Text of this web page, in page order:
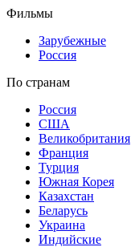
Фильмы
Зарубежные
Россия
По странам
Россия
США
Великобритания
Франция
Турция
Южная Корея
Казахстан
Беларусь
Украина
Индийские